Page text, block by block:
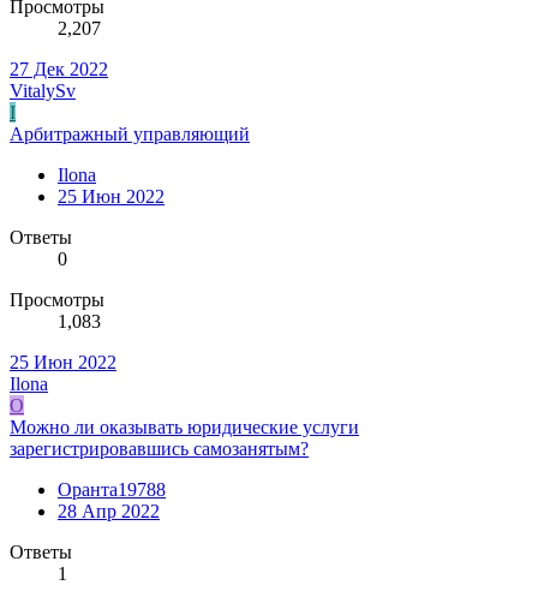
Просмотры
2,207
27 Дек 2022
VitalySv
I
Арбитражный управляющий
Ilona
25 Июн 2022
Ответы
0
Просмотры
1,083
25 Июн 2022
Ilona
О
Можно ли оказывать юридические услуги
зарегистрировавшись самозанятым?
Оранта19788
28 Апр 2022
Ответы
1